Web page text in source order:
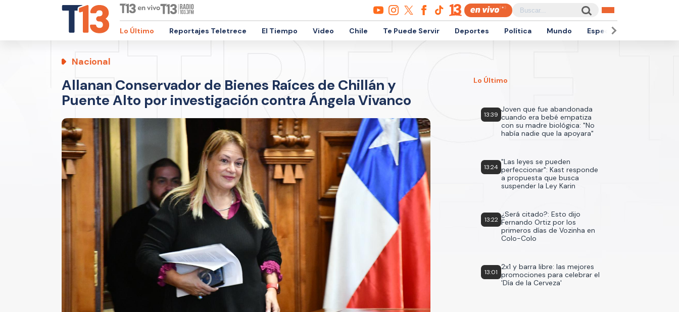
Lo Último Reportajes Teletrece El Tiempo Video Chile Te Puede Servir Deportes Política Mundo Espectáculos
Nacional
Allanan Conservador de Bienes Raíces de Chillán y
Puente Alto por investigación contra Ángela Vivanco
Lo Último
13:39
Joven que fue abandonada
cuando era bebé empatiza
con su madre biológica: "No
había nadie que la apoyara"
13:24
"Las leyes se pueden
perfeccionar": Kast responde
a propuesta que busca
suspender la Ley Karin
13:22
¿Será citado?: Esto dijo
Fernando Ortiz por los
primeros días de Vozinha en
Colo-Colo
13:01
2x1 y barra libre: las mejores
promociones para celebrar el
'Día de la Cerveza'